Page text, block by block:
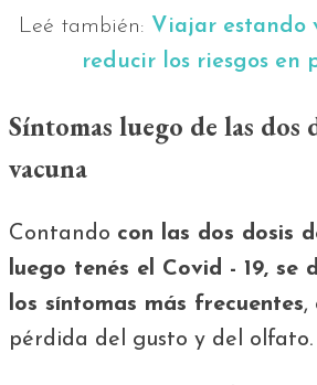
Leé también: Viajar estando
reducir los riesgos en
Síntomas luego de las dos
vacuna
Contando con las dos dosis
luego tenés el Covid - 19, se
los síntomas más frecuentes,
pérdida del gusto y del olfato.